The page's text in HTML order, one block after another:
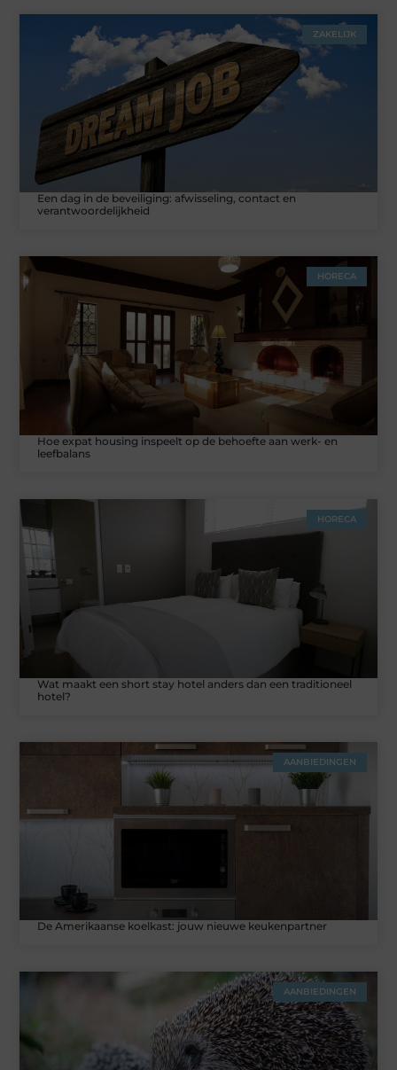
ZAKELIJK
Een dag in de beveiliging: afwisseling, contact en
verantwoordelijkheid
HORECA
Hoe expat housing inspeelt op de behoefte aan werk- en
leefbalans
HORECA
Wat maakt een short stay hotel anders dan een traditioneel
hotel?
AANBIEDINGEN
De Amerikaanse koelkast: jouw nieuwe keukenpartner
AANBIEDINGEN